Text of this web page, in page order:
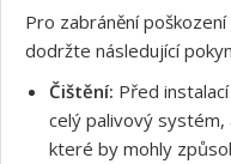
Pro zabránění
dodržte následující
Čištění: Před
celý palivový
které by mohly